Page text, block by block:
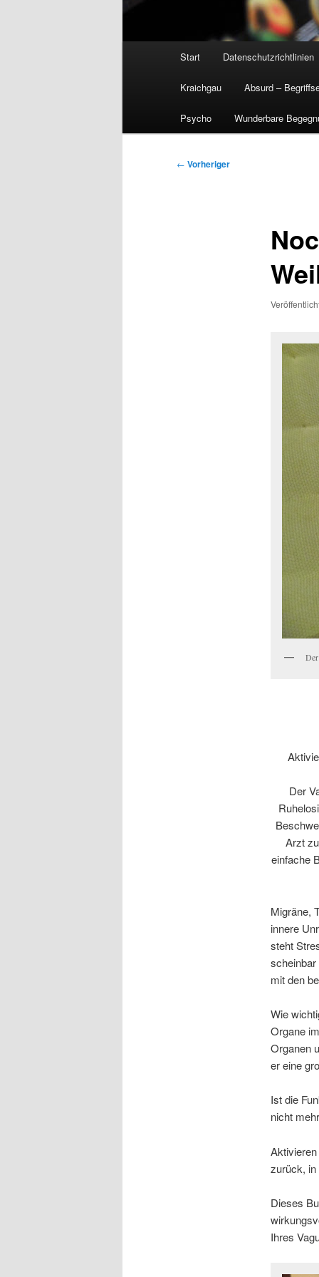
Start Datenschutzrichtlinien
Kraichgau Absurd –
Psycho Wunderbare
Beitragsnavigation
← Vorheriger
Der
Arzt
einfache
Migräne,
innere
steht
mit den
Wie
Organe
Organen
er eine
Ist die
nicht
zurück, in
Dieses
Ihres